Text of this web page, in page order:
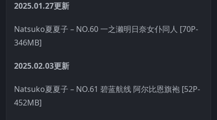
2025.01.27更新
Natsuko夏夏子 – NO.60 一之濑明日奈女仆同人 [70P-
346MB]
2025.02.03更新
Natsuko夏夏子 – NO.61 碧蓝航线 阿尔比恩旗袍 [52P-
452MB]